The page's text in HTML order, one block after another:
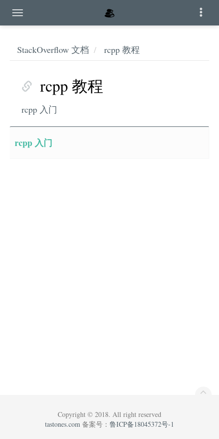
StackOverflow 文档 rcpp 教程
rcpp 教程
rcpp 入门
rcpp 入门
Copyright © 2018. All right reserved
tastones.com 备案号： 鲁ICP备18045372号-1